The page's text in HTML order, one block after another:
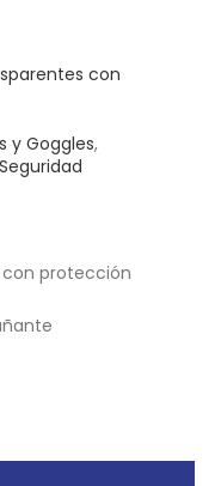
con
y Goggles,
Seguridad
con protección